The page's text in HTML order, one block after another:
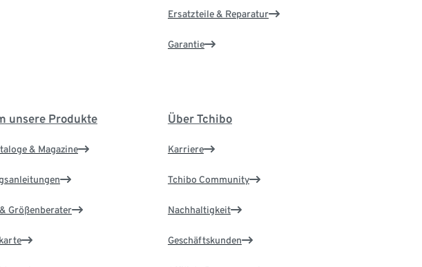
Ersatzteile & Reparatur
Garantie
unsere Produkte
& Magazine
Größenberater
Über Tchibo
Karriere
Tchibo Community
Nachhaltigkeit
Geschäftskunden